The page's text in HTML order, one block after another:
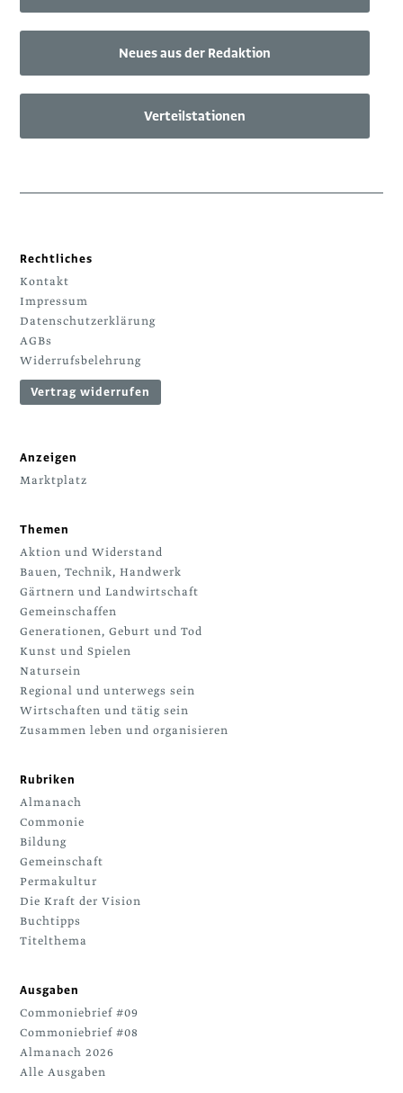
Neues aus der Redaktion
Verteilstationen
Rechtliches
Kontakt
Impressum
Datenschutzerklärung
AGBs
Widerrufsbelehrung
Vertrag widerrufen
Anzeigen
Marktplatz
Themen
Aktion und Widerstand
Bauen, Technik, Handwerk
Gärtnern und Landwirtschaft
Gemeinschaffen
Generationen, Geburt und Tod
Kunst und Spielen
Natursein
Regional und unterwegs sein
Wirtschaften und tätig sein
Zusammen leben und organisieren
Rubriken
Almanach
Commonie
Bildung
Gemeinschaft
Permakultur
Die Kraft der Vision
Buchtipps
Titelthema
Ausgaben
Commoniebrief #09
Commoniebrief #08
Almanach 2026
Alle Ausgaben